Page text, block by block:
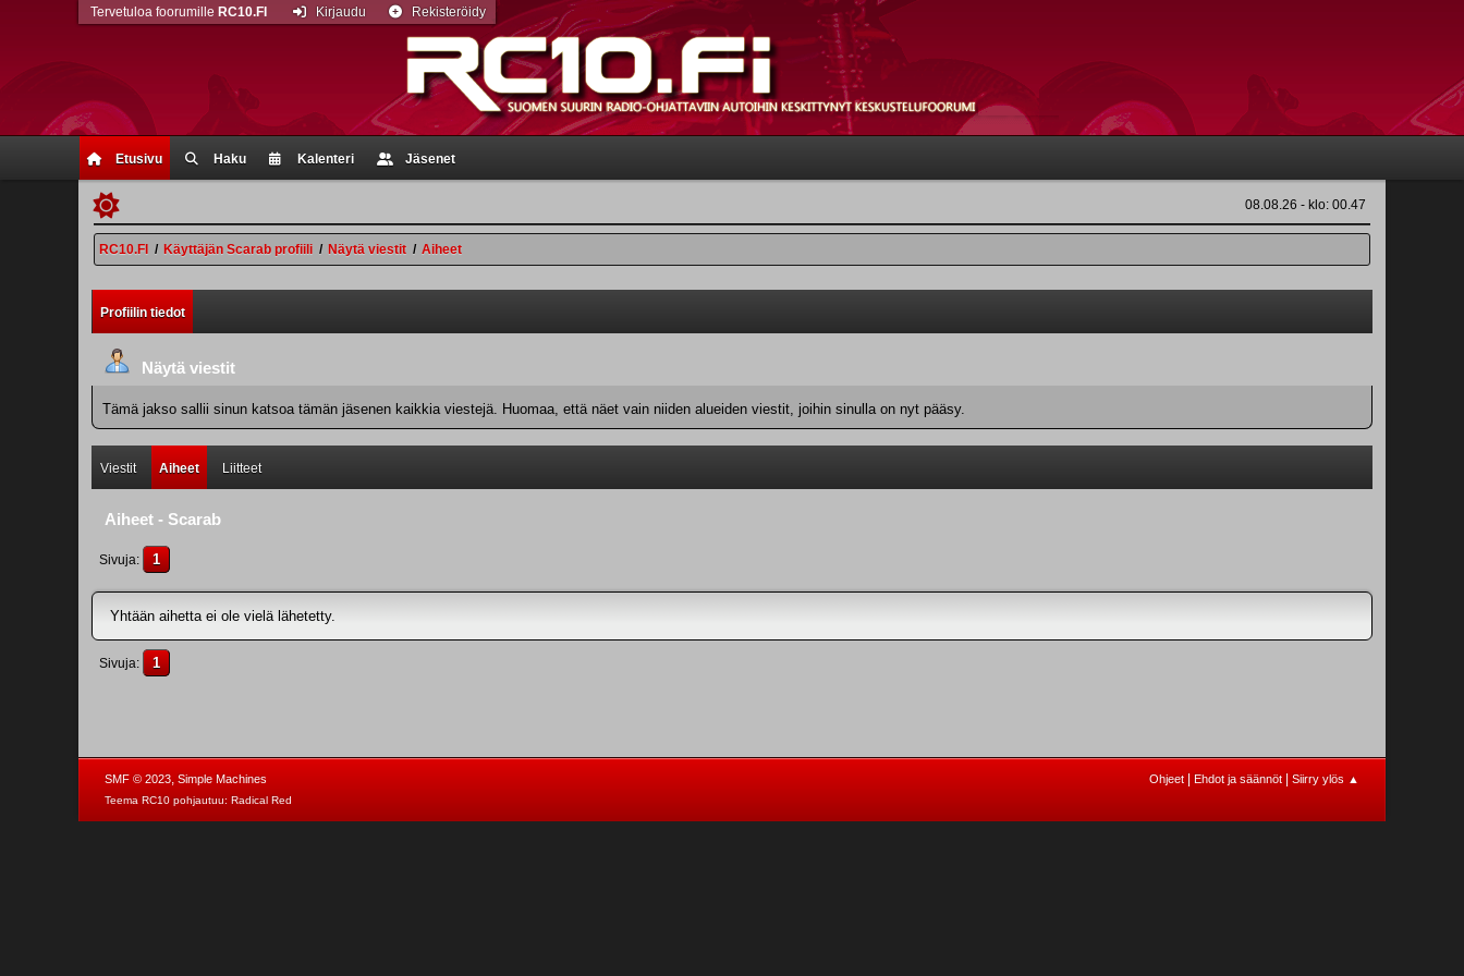
Etusivu Haku Kalenteri Jäsenet
Tervetuloa foorumille RC10.FI Kirjaudu Rekisteröidy
08.08.26 - klo: 00.47
RC10.FI / Käyttäjän Scarab profiili / Näytä viestit / Aiheet
Profiilin tiedot
Näytä viestit
Tämä jakso sallii sinun katsoa tämän jäsenen kaikkia viestejä. Huomaa, että näet vain niiden alueiden viestit, joihin sinulla on nyt pääsy.
Viestit Aiheet Liitteet
Aiheet - Scarab
Sivuja 1
Yhtään aihetta ei ole vielä lähetetty.
Sivuja 1
Ohjeet Ehdot ja säännöt Siirry ylös ▲
SMF © 2023, Simple Machines
Teema RC10 pohjautuu: Radical Red